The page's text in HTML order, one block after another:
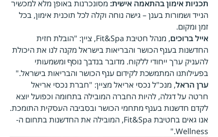
תכניות אימון בהתאמה אישית: מסונכרנות באופן מלא למכשיר
הנייד ושמורות בענן – גישה נוחה וקלה לכל תוכנית אימון, בכל
זמן ומקום.
אייל ברוכים
, מנהל חטיבת Fit&Spa, ציין: "הובלת חזית
החדשנות בענף הכושר והבריאות בישראל מקנה לנו את היכולת
להעניק ערך ייחודי ללקוח. מדובר בנדבך נוסף ומשמעותי
בפעילותנו המתמשכת לקידום ענף הכושר והבריאות בישראל."
ערן הראל, מנכ"ל נכסי אריאל מציין: "חברת נכסי אריאל
חרטה על דגלה, להיות החברה המובילה בתחומה וכפועל יוצא
לקדם חדשנות בענף מתחמי הכושר ובסביבה העסקית התומכת.
אנו גאים בחטיבת Fit&Spa, המובילה את החדשנות בתחום ה-
Wellness."